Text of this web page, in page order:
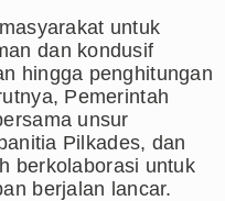
untuk
dan kondusif
hingga penghitungan
Pemerintah
unsur
Pilkades, dan
berkolaborasi untuk
berjalan lancar.